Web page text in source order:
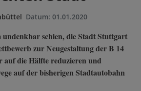
Datum: 01.01.2020
undenkbar schien, die Stadt Stuttgart
zur Neugestaltung der B 14
auf die Hälfte reduzieren und
auf der bisherigen Stadtautobahn